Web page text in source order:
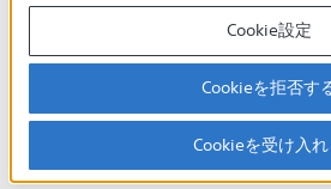
お知らせ
製品に関する重要な
重要なお知らせ一覧
Cookie設定
Cookieを拒否す
Cookieを受け入れ